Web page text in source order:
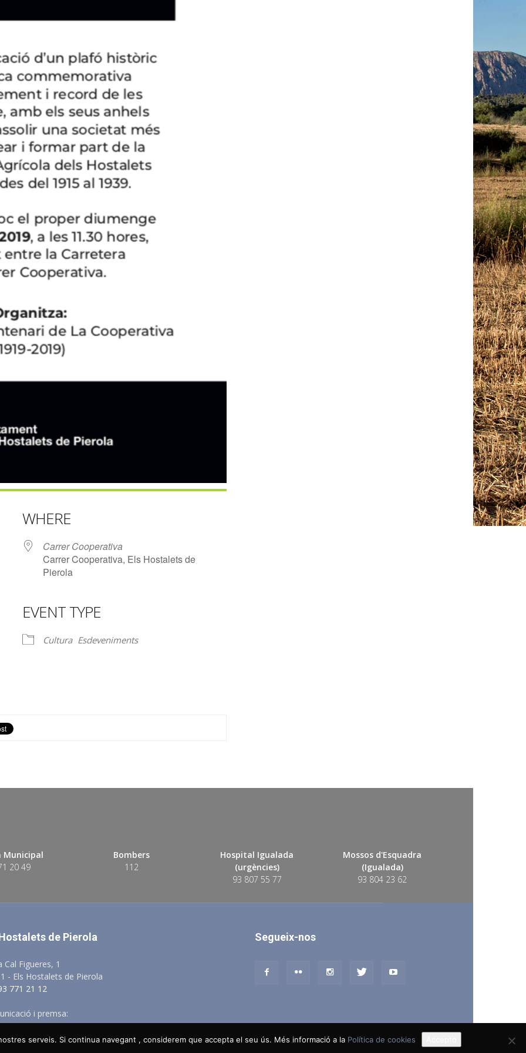
iCalendar
WHERE
Carrer Cooperativa
Carrer Cooperativa, Els Hostalets de
Pierola
EVENT TYPE
Cultura Esdeveniments
Municipal
20 49
Bombers
112
Hospital Igualada
(urgències)
93 807 55 77
Mossos d'Esquadra
(Igualada)
93 804 23 62
de Pierola
Cal Figueres, 1
- Els Hostalets de Pierola
771 21 12
i premsa:
Segueix-nos
Avis Legal Política de Privacitat Política en vers a les Xarxes Socials
serveis. Si continua navegant , considerem que accepta el seu ús. Més informació a la Política de cookies